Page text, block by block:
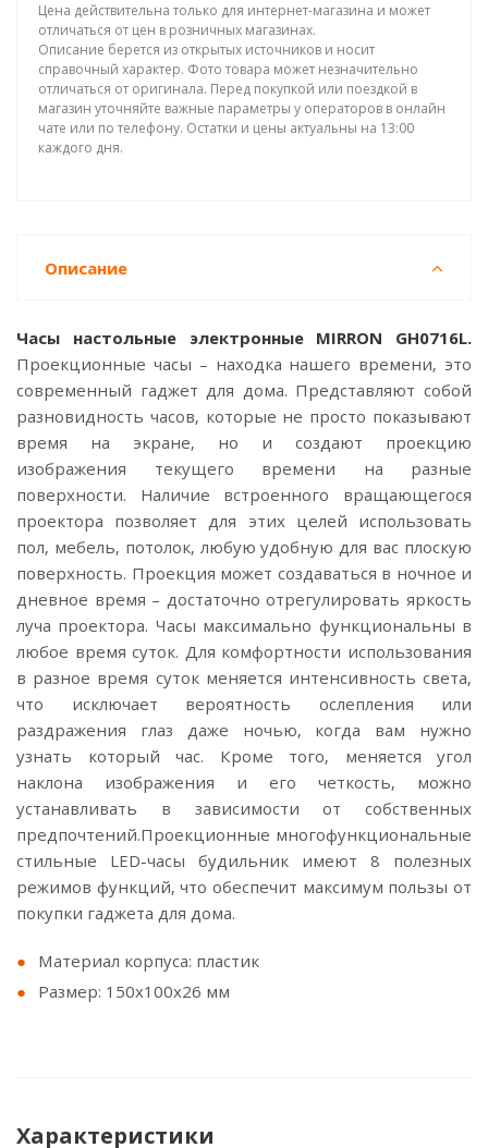
Цена действительна только для интернет-магазина и может
отличаться от цен в розничных магазинах.
Описание берется из открытых источников и носит
справочный характер. Фото товара может незначительно
отличаться от оригинала. Перед покупкой или поездкой в
магазин уточняйте важные параметры у операторов в онлайн
чате или по телефону. Остатки и цены актуальны на 13:00
каждого дня.
Описание
Часы настольные электронные MIRRON GH0716L.
Проекционные часы – находка нашего времени, это
современный гаджет для дома. Представляют собой
разновидность часов, которые не просто показывают
время на экране, но и создают проекцию
изображения текущего времени на разные
поверхности. Наличие встроенного вращающегося
проектора позволяет для этих целей использовать
пол, мебель, потолок, любую удобную для вас плоскую
поверхность. Проекция может создаваться в ночное и
дневное время – достаточно отрегулировать яркость
луча проектора. Часы максимально функциональны в
любое время суток. Для комфортности использования
в разное время суток меняется интенсивность света,
что исключает вероятность ослепления или
раздражения глаз даже ночью, когда вам нужно
узнать который час. Кроме того, меняется угол
наклона изображения и его четкость, можно
устанавливать в зависимости от собственных
предпочтений.Проекционные многофункциональные
стильные LED-часы будильник имеют 8 полезных
режимов функций, что обеспечит максимум пользы от
покупки гаджета для дома.
Материал корпуса: пластик
Размер: 150х100х26 мм
Характеристики